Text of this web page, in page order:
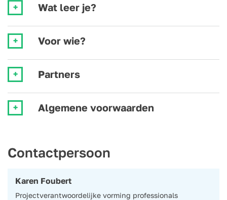
Wat leer je?
Voor wie?
Partners
Algemene voorwaarden
Contactpersoon
Karen Foubert
Projectverantwoordelijke vorming professionals